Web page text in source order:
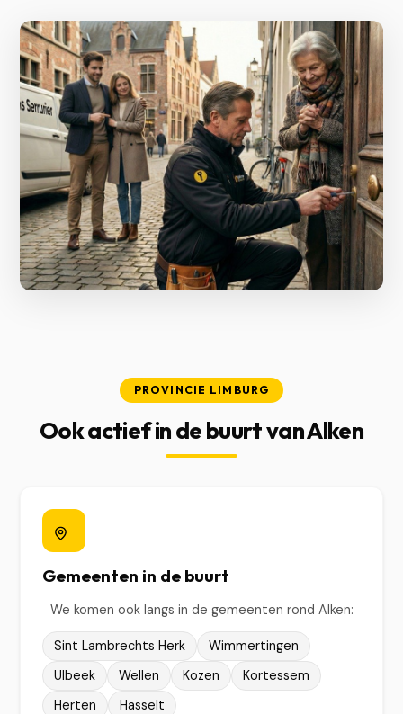
PROVINCIE LIMBURG
Ook actief in de buurt van Alken
Gemeenten in de buurt
We komen ook langs in de gemeenten rond Alken:
Sint Lambrechts Herk
Wimmertingen
Ulbeek
Wellen Kozen
Kortessem
Herten
Hasselt